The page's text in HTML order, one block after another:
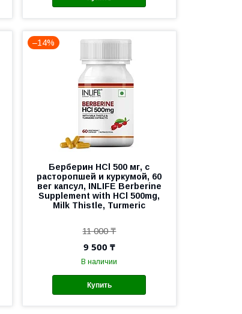
–14%
Берберин HCl 500 мг, с
расторопшей и куркумой, 60
вег капсул, INLIFE Berberine
Supplement with HCl 500mg,
Milk Thistle, Turmeric
11 000 ₸
9 500 ₸
В наличии
Купить